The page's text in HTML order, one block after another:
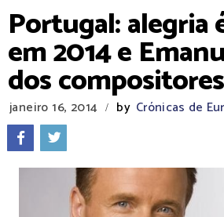
Portugal: alegria
em 2014 e
dos compositores
janeiro 16, 2014 / by Crónicas de